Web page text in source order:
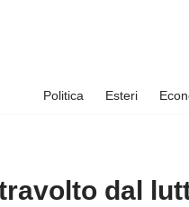
Politica Esteri
dal